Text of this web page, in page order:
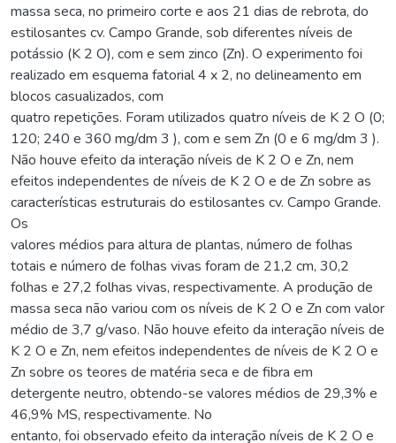
massa seca, no primeiro corte e aos 21 dias de rebrota, do
estilosantes cv. Campo Grande, sob diferentes níveis de
potássio (K 2 O), com e sem zinco (Zn). O experimento foi
realizado em esquema fatorial 4 x 2, no delineamento em
blocos casualizados, com
quatro repetições. Foram utilizados quatro níveis de K 2 O (0;
120; 240 e 360 mg/dm 3 ), com e sem Zn (0 e 6 mg/dm 3 ).
Não houve efeito da interação níveis de K 2 O e Zn, nem
efeitos independentes de níveis de K 2 O e de Zn sobre as
características estruturais do estilosantes cv. Campo Grande.
Os
valores médios para altura de plantas, número de folhas
totais e número de folhas vivas foram de 21,2 cm, 30,2
folhas e 27,2 folhas vivas, respectivamente. A produção de
massa seca não variou com os níveis de K 2 O e Zn com valor
médio de 3,7 g/vaso. Não houve efeito da interação níveis de
K 2 O e Zn, nem efeitos independentes de níveis de K 2 O e
Zn sobre os teores de matéria seca e de fibra em
detergente neutro, obtendo-se valores médios de 29,3% e
46,9% MS, respectivamente. No
entanto, foi observado efeito da interação níveis de K 2 O e